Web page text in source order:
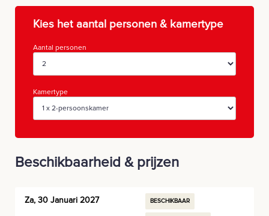
Kies het aantal personen & kamertype
Aantal personen
Kamertype
Beschikbaarheid & prijzen
Za, 30 Januari 2027 BESCHIKBAAR